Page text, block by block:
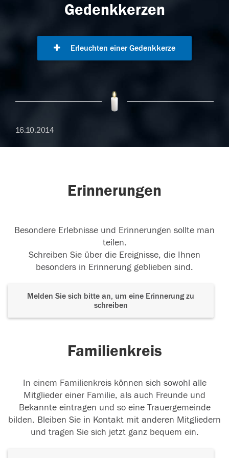
Gedenkkerzen
Erleuchten einer Gedenkkerze
16.10.2014
Erinnerungen
Besondere Erlebnisse und Erinnerungen sollte man
teilen.
Schreiben Sie über die Ereignisse, die Ihnen
besonders in Erinnerung geblieben sind.
Melden Sie sich bitte an, um eine Erinnerung zu
schreiben
Familienkreis
In einem Familienkreis können sich sowohl alle
Mitglieder einer Familie, als auch Freunde und
Bekannte eintragen und so eine Trauergemeinde
bilden. Bleiben Sie in Kontakt mit anderen Mitgliedern
und tragen Sie sich jetzt ganz bequem ein.